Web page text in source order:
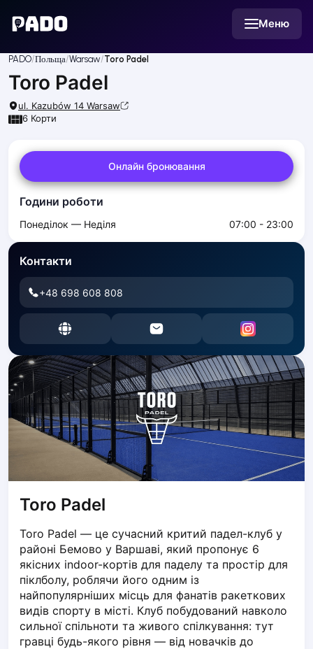
Меню
Українська
Русский
EnglishCities
Prague
Batumi
Tbilisi
Budapest
Riga
Arlamow
Bialystok
Bielsko-Biala
Bolesławiec
Bydgoszcz
Chojnice
Czestochowa
Dabrowa Gornicza
Elblag
Elk
Gdansk
Gdynia
Grudziądz
Kalisz
Kielce
Kościerzyna
Legionowo
Lodz
Lublin
Nowy Sącz
Olsztyn
Opole
Piaseczno
PADO Польща Warsaw Toro Padel
Toro Padel
ul. Kazubów 14 Warsaw
6 Корти
Toro Padel
Toro Padel — це сучасний критий падел-клуб у
районі Бемово у Варшаві, який пропонує 6
якісних indoor-кортів для паделу та простір для
піклболу, роблячи його одним із
найпопулярніших місць для фанатів ракеткових
видів спорту в місті. Клуб побудований навколо
сильної спільноти та живого спілкування: тут
гравці будь-якого рівня — від новачків до
Онлайн бронювання
Години роботи
Понеділок — Неділя 07:00 - 23:00
Контакти
+48 698 608 808